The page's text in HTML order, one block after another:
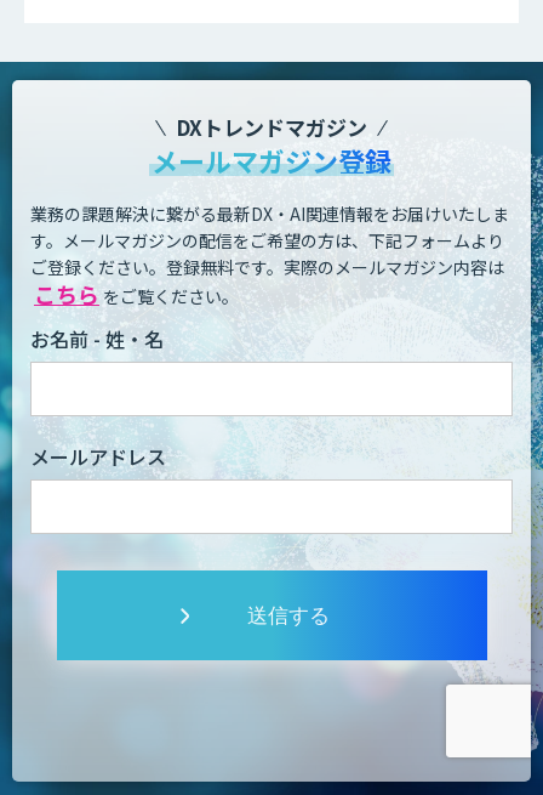
DXトレンドマガジン
メールマガジン登録
業務の課題解決に繋がる最新DX・AI関連情報をお届けいたしま
す。 メールマガジンの配信をご希望の方は、下記フォームより
ご登録ください。登録無料です。 実際のメールマガジン内容は
こちら をご覧ください。
お名前 - 姓・名
メールアドレス
送信する